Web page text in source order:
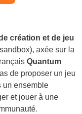
création et de jeu
axée sur la
Quantum
de proposer un jeu
un ensemble
et jouer à une